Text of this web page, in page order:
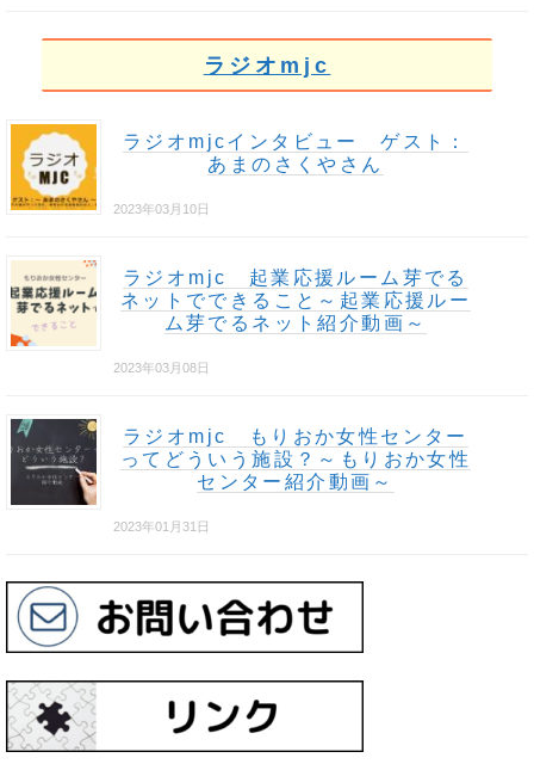
ラジオmjc
ラジオmjcインタビュー ゲスト：
あまのさくやさん
2023年03月10日
ラジオmjc 起業応援ルーム芽でる
ネットでできること～起業応援ルー
ム芽でるネット紹介動画～
2023年03月08日
ラジオmjc もりおか女性センター
ってどういう施設？～もりおか女性
センター紹介動画～
2023年01月31日